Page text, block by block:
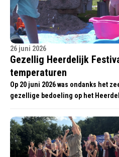
26 juni 2026
Gezellig Heerdelijk
temperaturen
Op 20 juni 2026 was ondanks het
gezellige bedoeling op het